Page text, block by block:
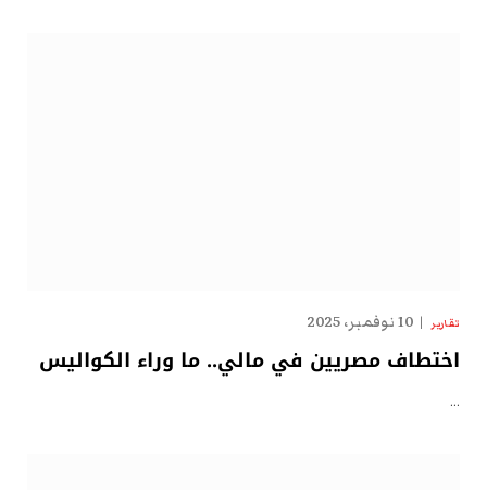
تقارير 10 نوفمبر، 2025
اختطاف مصريين في مالي.. ما وراء الكواليس
…